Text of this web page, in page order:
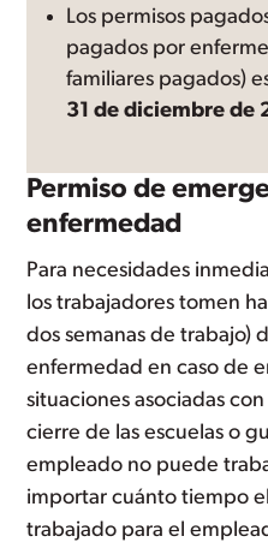
Los permisos
pagados por
familiares pagados)
31 de diciembre de
Permiso de
enfermedad
Para necesidades
los trabajadores tomen
dos semanas de trabajo)
enfermedad en caso de
situaciones asociadas
cierre de las escuelas o
empleado no puede
importar cuánto tiempo
trabajado para el